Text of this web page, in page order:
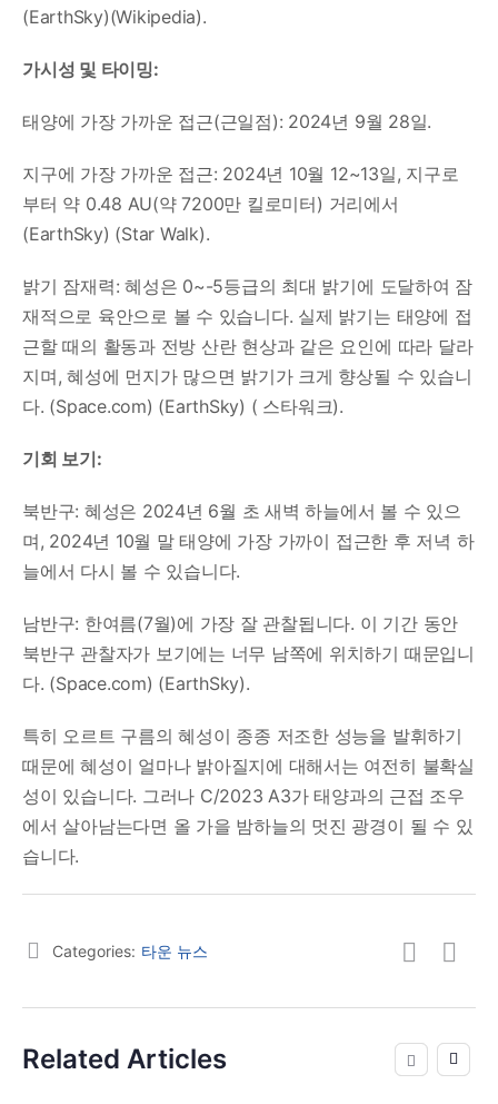
(EarthSky)​(Wikipedia)​.
가시성 및 타이밍:
태양에 가장 가까운 접근(근일점): 2024년 9월 28일.
지구에 가장 가까운 접근: 2024년 10월 12~13일, 지구로
부터 약 0.48 AU(약 7200만 킬로미터) 거리에서​
(EarthSky)​​ (Star Walk)​.
밝기 잠재력: 혜성은 0~-5등급의 최대 밝기에 도달하여 잠
재적으로 육안으로 볼 수 있습니다. 실제 밝기는 태양에 접
근할 때의 활동과 전방 산란 현상과 같은 요인에 따라 달라
지며, 혜성에 먼지가 많으면 밝기가 크게 향상될 수 있습니
다.​ (Space.com)​​ (EarthSky)​​ ( 스타워크)​.
기회 보기:
북반구: 혜성은 2024년 6월 초 새벽 하늘에서 볼 수 있으
며, 2024년 10월 말 태양에 가장 가까이 접근한 후 저녁 하
늘에서 다시 볼 수 있습니다.
남반구: 한여름(7월)에 가장 잘 관찰됩니다. 이 기간 동안
북반구 관찰자가 보기에는 너무 남쪽에 위치하기 때문입니
다.​ (Space.com)​​ (EarthSky)​.
특히 오르트 구름의 혜성이 종종 저조한 성능을 발휘하기
때문에 혜성이 얼마나 밝아질지에 대해서는 여전히 불확실
성이 있습니다. 그러나 C/2023 A3가 태양과의 근접 조우
에서 살아남는다면 올 가을 밤하늘의 멋진 광경이 될 수 있
습니다.
Categories: 타운 뉴스
Related Articles